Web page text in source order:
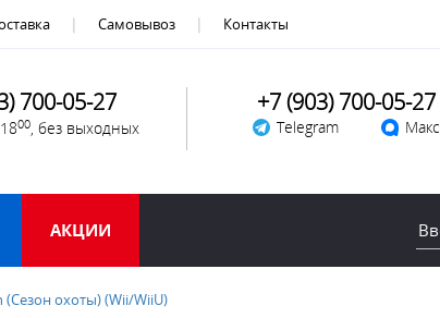
Самовывоз Контакты
700-05-27
00, без выходных
+7 (903) 700-05-27
Telegram Макс
АКЦИИ
(Сезон охоты) (Wii/WiiU)